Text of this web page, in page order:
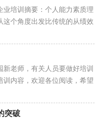
业培训摘要：个人能力素质理
个角度出发比传统的从绩效
的进步，但...
老师，有关人员要做好培训
训内容，欢迎各位阅读，希望
新的开始 ...
突破